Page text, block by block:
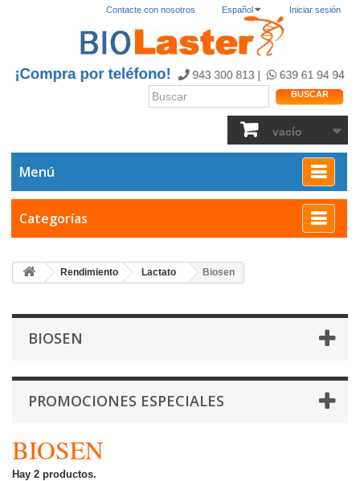
Iniciar sesión
Español
Contacte con nosotros
BUSCAR
vacío
Menú
Categorías
Rendimiento Lactato Biosen
BIOSEN
PROMOCIONES ESPECIALES
BIOSEN
Hay 2 productos.